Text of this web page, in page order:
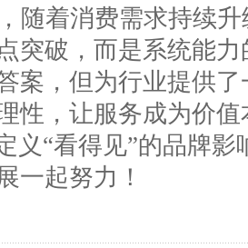
随着消费需求持续
突破，而是系统能
案，但为行业提供
性，让服务成为价值
义“看得见”的品牌
一起努力！